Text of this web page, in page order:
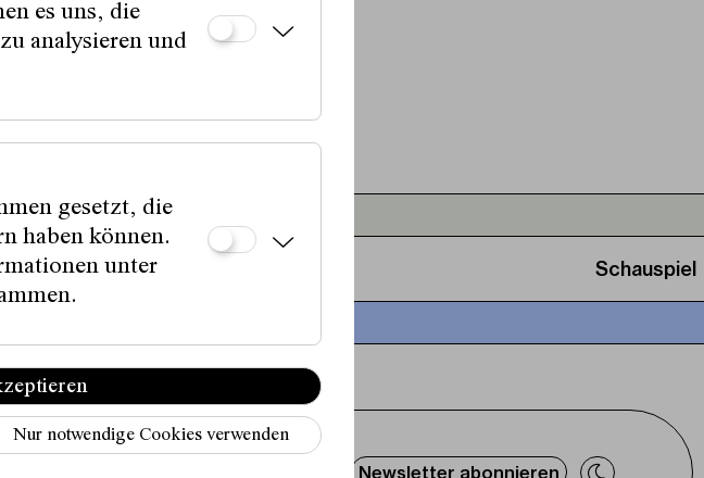
Schauspiel
Newsletter abonnieren
es uns, die
analysieren und
gesetzt, die
haben können.
unter
Nur notwendige Cookies verwenden